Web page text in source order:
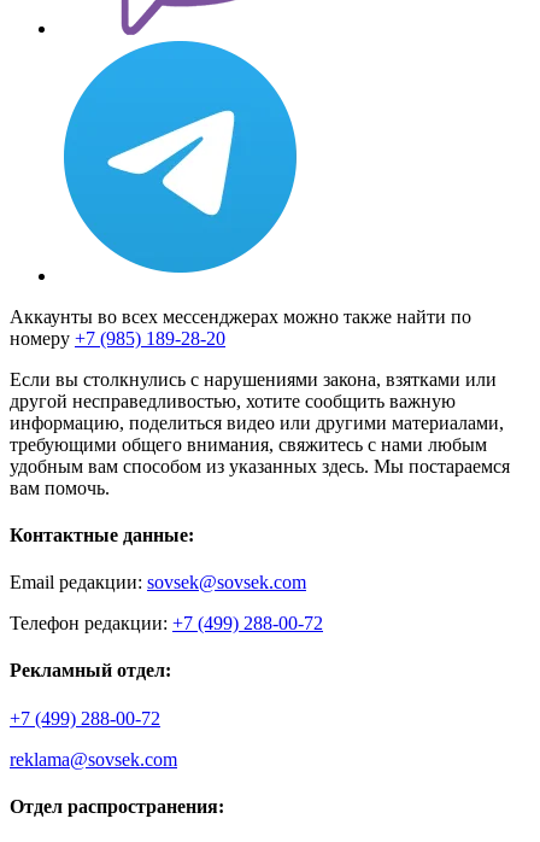
Аккаунты во всех мессенджерах можно также найти по
номеру +7 (985) 189-28-20
Если вы столкнулись с нарушениями закона, взятками или
другой несправедливостью, хотите сообщить важную
информацию, поделиться видео или другими материалами,
требующими общего внимания, свяжитесь с нами любым
удобным вам способом из указанных здесь. Мы постараемся
вам помочь.
Контактные данные:
Email редакции: sovsek@sovsek.com
Телефон редакции: +7 (499) 288-00-72
Рекламный отдел:
+7 (499) 288-00-72
reklama@sovsek.com
Отдел распространения: